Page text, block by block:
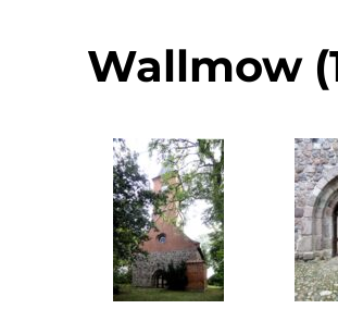
Wallmow